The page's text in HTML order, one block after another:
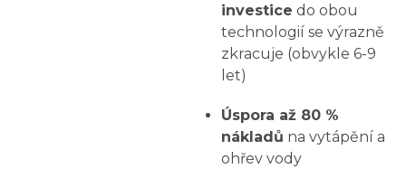
investice do obou
technologií se výrazně
zkracuje (obvykle 6-9
let)
Úspora až 80 %
nákladů na vytápění a
ohřev vody